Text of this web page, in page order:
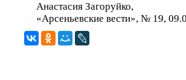
Анастасия Загоруйко,
«Арсеньевские вести», № 19,